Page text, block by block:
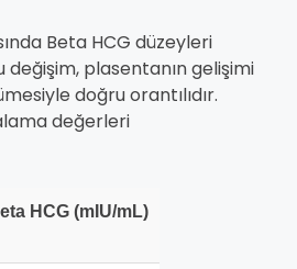
Beta HCG düzeyleri
değişim, plasentanın gelişimi
doğru orantılıdır.
değerleri
HCG (mIU/mL)